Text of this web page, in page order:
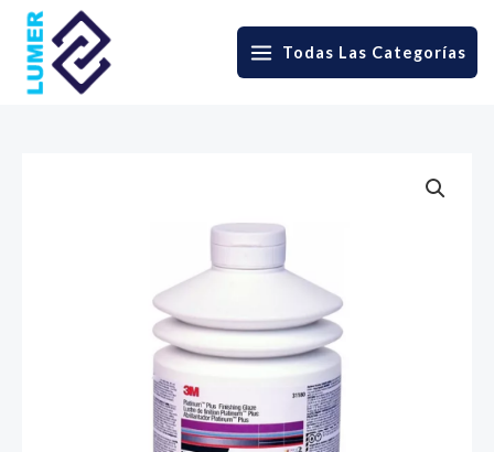
Skip
content
Todas Las Categorías